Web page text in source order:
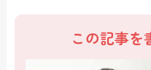
この記事を